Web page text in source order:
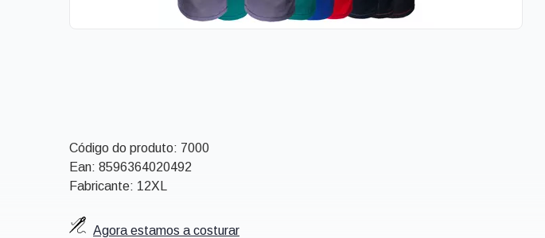
Código do produto: 7000
Ean: 8596364020492
Fabricante: 12XL
Agora estamos a costurar